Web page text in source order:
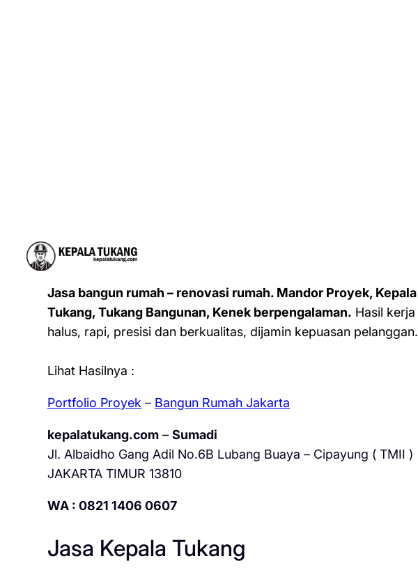
Jasa bangun rumah – renovasi rumah. Mandor Proyek, Kepala
Tukang, Tukang Bangunan, Kenek berpengalaman. Hasil kerja
halus, rapi, presisi dan berkualitas, dijamin kepuasan pelanggan.
Lihat Hasilnya :
Portfolio Proyek – Bangun Rumah Jakarta
kepalatukang.com– Sumadi
Jl. Albaidho Gang Adil No.6B Lubang Buaya – Cipayung ( TMII )
JAKARTA TIMUR 13810
WA : 0821 1406 0607
Jasa Kepala Tukang